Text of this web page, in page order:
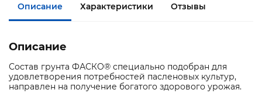
Описание Характеристики Отзывы
Описание
Состав грунта ФАСКО® специально подобран для
удовлетворения потребностей пасленовых культур,
направлен на получение богатого здорового урожая.